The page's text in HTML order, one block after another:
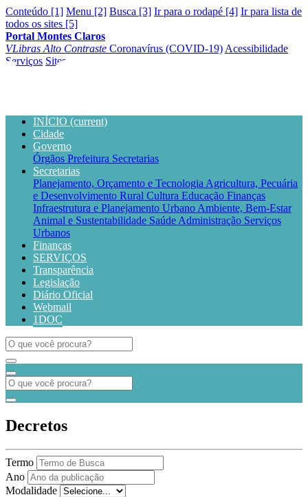
Conteúdo [1] Menu [2] Busca [3] Ir para o rodapé [4] Ir para lista de
todos os sites [5]
Portal Montes Claros
VLibras Alto Contraste Coronavírus (COVID-19) Acessibilidade
Serviços Sites
INÍCIO (current)
Cidade
Governo
Órgãos Prefeitura Secretarias
Secretarias
Planejamento, Orçamento e Tecnologia Agricultura, Pecuária
e Desenvolvimento Rural Cultura Educação Finanças
Infraestrutura e Planejamento Urbano Ambiente, Bem-Estar
Animal e Sustentabilidade Saúde Administração Serviços
Urbanos
Finanças
SERVIÇOS
Transparência
Legislação
Diário Oficial
Webmail
1DOC
Decretos
Termo
Ano
Modalidade